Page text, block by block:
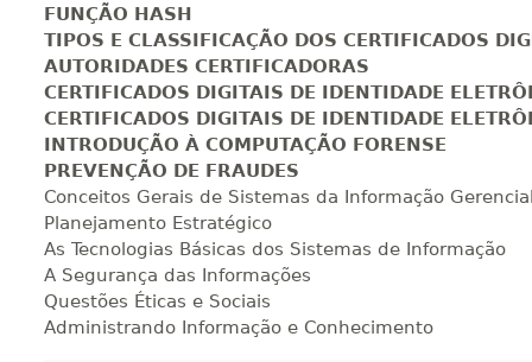
340 H 43dias 120dias
360 H 45dias 120
380 H 48 dias 150dias
FUNÇÃO HASH
TIPOS E CLASSIFICAÇÃO DOS CERTIFICADOS
AUTORIDADES CERTIFICADORAS
CERTIFICADOS DIGITAIS DE IDENTIDADE
CERTIFICADOS DIGITAIS DE IDENTIDADE
INTRODUÇÃO À COMPUTAÇÃO FORENSE
PREVENÇÃO DE FRAUDES
Conceitos Gerais de Sistemas da Informação Gerencial
Planejamento Estratégico
As Tecnologias Básicas dos Sistemas de Informação
A Segurança das Informações
Questões Éticas e Sociais
Administrando Informação e Conhecimento